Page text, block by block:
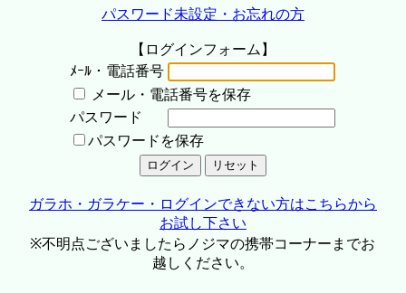
パスワード未設定・お忘れの方
【ログインフォーム】
ﾒｰﾙ・電話番号
メール・電話番号を保存
パスワード
パスワードを保存
ガラホ・ガラケー・ログインできない方はこちらから
お試し下さい
※不明点ございましたらノジマの携帯コーナーまでお
越しください。